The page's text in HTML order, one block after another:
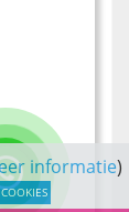
informatie)